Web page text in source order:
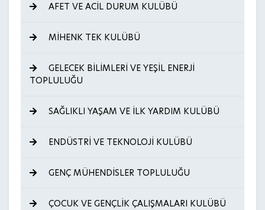
AFET VE ACİL DURUM KULÜBÜ
MİHENK TEK KULÜBÜ
GELECEK BİLİMLERİ VE YEŞİL ENERJİ
TOPLULUĞU
SAĞLIKLI YAŞAM VE İLK YARDIM KULÜBÜ
ENDÜSTRİ VE TEKNOLOJİ KULÜBÜ
GENÇ MÜHENDİSLER TOPLULUĞU
ÇOCUK VE GENÇLİK ÇALIŞMALARI KULÜBÜ